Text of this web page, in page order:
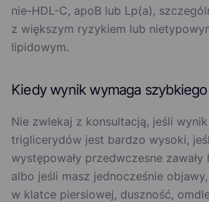
nie-HDL-C, apoB lub Lp(a),
z większym ryzykiem lub
lipidowym.
Kiedy wynik wymaga
Nie zwlekaj z konsultacją, jeśli
triglicerydów jest bardzo wysoki,
występowały przedwczesne zawały
albo jeśli masz jednocześnie
w klatce piersiowej, duszność,